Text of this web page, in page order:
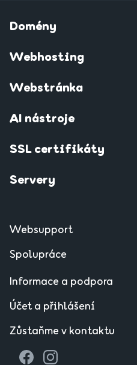
Domény
Webhosting
Webstránka
AI nástroje
SSL certifikáty
Servery
Websupport
Spolupráce
Informace a podpora
Účet a přihlášení
Zůstaňme v kontaktu